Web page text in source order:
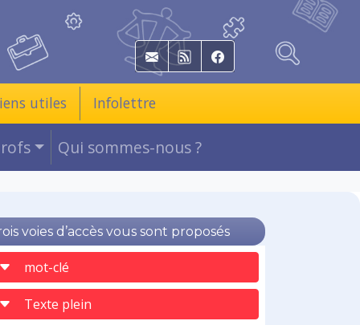
E-mail RSS Facebook
utiles Infolettre
Qui sommes-nous ?
voies d’accès vous sont proposés
mot-clé
Texte plein